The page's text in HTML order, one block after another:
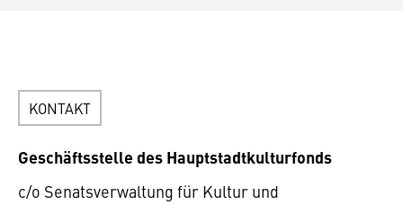
KONTAKT
Geschäftsstelle des Hauptstadtkulturfonds
c/o Senatsverwaltung für Kultur und